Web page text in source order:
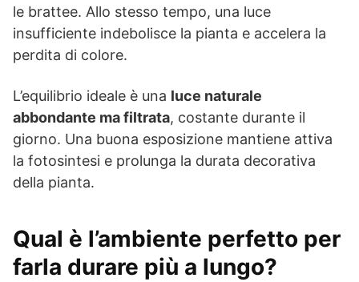
le brattee. Allo stesso tempo, una luce
insufficiente indebolisce la pianta e accelera la
perdita di colore.
L’equilibrio ideale è una luce naturale
abbondante ma filtrata, costante durante il
giorno. Una buona esposizione mantiene attiva
la fotosintesi e prolunga la durata decorativa
della pianta.
Qual è l’ambiente perfetto per
farla durare più a lungo?